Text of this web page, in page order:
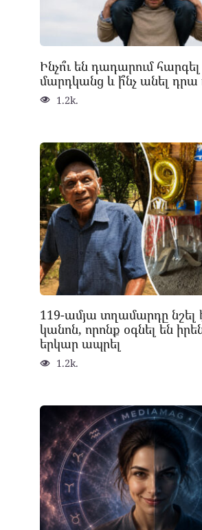
Ինչո՞ւ են դադարում
մարդկանց և ի՞նչ անել դրա
1.2k.
119-ամյա տղամարդը նշել
կանոն, որոնք օգնել են
երկար ապրել
1.2k.